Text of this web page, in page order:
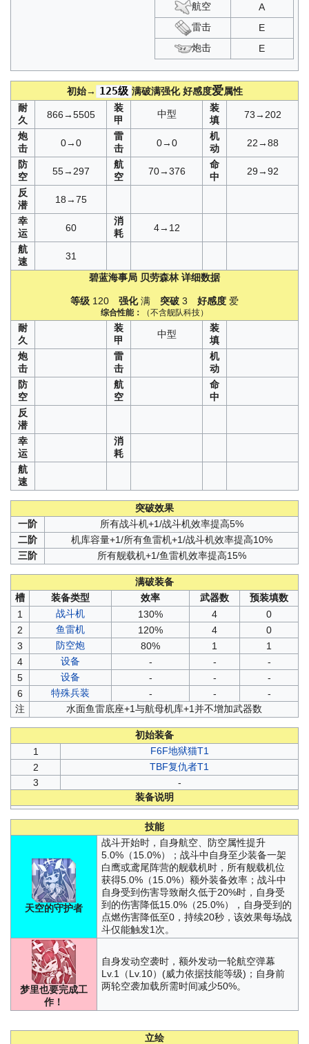
航空
A
雷击
E
炮击
E
初始→ 125级 满破满强化好感度爱属性
耐
久
866→5505
装
甲
中型
装
填
73→202
炮
击
0→0
雷
击
0→0
机
动
22→88
防
空
55→297
航
空
70→376
命
中
29→92
反
潜
18→75
幸
运
60
消
耗
4→12
航
速
31
碧蓝海事局 贝劳森林详细数据
等级 120 强化满 突破 3 好感度 爱
综合性能： （不含舰队科技）
耐
久
装
甲
中型
装
填
炮
击
雷
击
机
动
防
空
航
空
命
中
反
潜
幸
运
消
耗
航
速
突破效果
一阶
所有战斗机+1/战斗机效率提高5%
二阶
机库容量+1/所有鱼雷机+1/战斗机效率提高10%
三阶
所有舰载机+1/鱼雷机效率提高15%
满破装备
槽
装备类型 效率 武器数
预装填数
1
战斗机 130% 4
0
2
鱼雷机 120% 4
0
3
防空炮 80% 1
1
4
设备 - -
-
5
设备 - -
-
6
特殊兵装 - -
-
注
水面鱼雷底座+1与航母机库+1并不增加武器数
初始装备
1
F6F地狱猫T1
2
TBF复仇者T1
3
-
装备说明
技能
天空的守护者
战斗开始时，自身航空、防空属性提升
5.0%（15.0%）；战斗中自身至少装备一架
白鹰或鸢尾阵营的舰载机时，所有舰载机位
获得5.0%（15.0%）额外装备效率；战斗中
自身受到伤害导致耐久低于20%时，自身受
到的伤害降低15.0%（25.0%），自身受到的
点燃伤害降低至0，持续20秒，该效果每场战
斗仅能触发1次。
梦里也要完成工
作！
自身发动空袭时，额外发动一轮航空弹幕
Lv.1（Lv.10）(威力依据技能等级)；自身前
两轮空袭加载所需时间减少50%。
立绘